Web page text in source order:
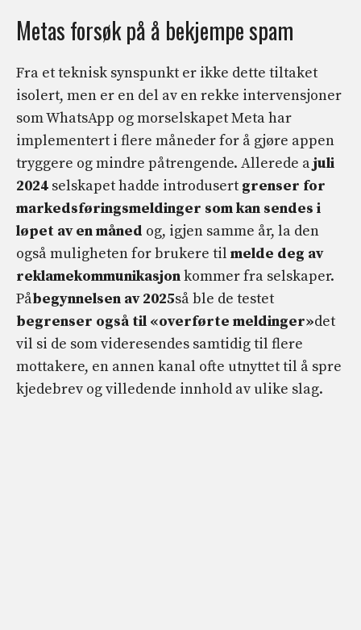
Metas forsøk på å bekjempe spam
Fra et teknisk synspunkt er ikke dette tiltaket
isolert, men er en del av en rekke intervensjoner
som WhatsApp og morselskapet Meta har
implementert i flere måneder for å gjøre appen
tryggere og mindre påtrengende. Allerede ajuli
2024 selskapet hadde introdusert grenser for
markedsføringsmeldinger som kan sendes i
løpet av en måned og, igjen samme år, la den
også muligheten for brukere til melde deg av
reklamekommunikasjonkommer fra selskaper.
Påbegynnelsen av 2025så ble de testet
begrenser også til «overførte meldinger»det
vil si de som videresendes samtidig til flere
mottakere, en annen kanal ofte utnyttet til å spre
kjedebrev og villedende innhold av ulike slag.